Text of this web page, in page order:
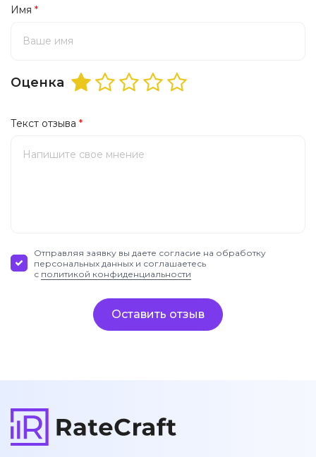
Имя *
Оценка
Текст отзыва *
Отправляя заявку вы даете согласие на обработку
персональных данных и соглашаетесь
с политикой конфиденциальности
Оставить отзыв